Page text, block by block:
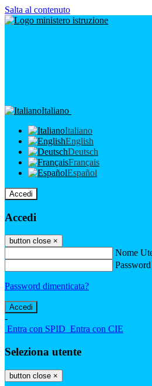
Salta al contenuto
Italiano
Italiano
English
Deutsch
Français
Español
Accedi
Accedi
button close ×
Nome
Password
Password dimenticata?
-
Entra con SPID Entra con CIE
Seleziona utente
button close ×